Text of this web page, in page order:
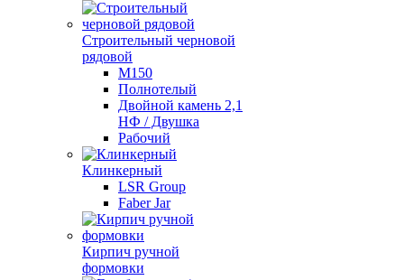
Строительный черновой
рядовой
М150
Полнотелый
Двойной камень 2,1
НФ / Двушка
Рабочий
Клинкерный
LSR Group
Faber Jar
Кирпич ручной
формовки